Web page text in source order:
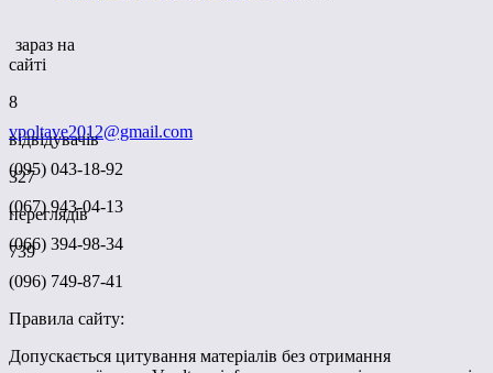
зараз на
сайті
8
відвідувачів
327
переглядів
739
vpoltave2012@gmail.com
(095) 043-18-92
(067) 943-04-13
(066) 394-98-34
(096) 749-87-41
Правила сайту:
Допускається цитування матеріалів без отримання